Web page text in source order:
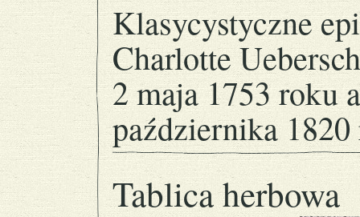
Klasycystyczne
Charlotte
2 maja 1753 roku
października
Tablica herbowa